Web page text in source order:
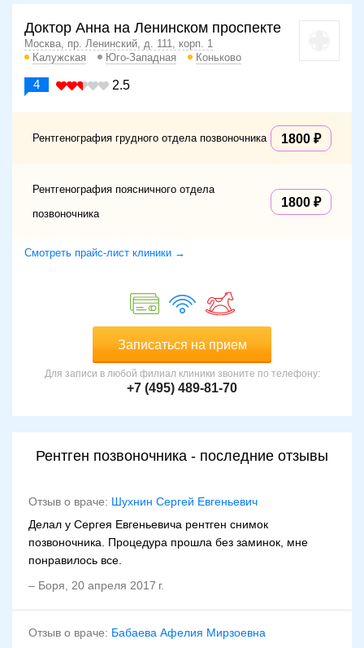
Доктор Анна на Ленинском проспекте
Москва, пр. Ленинский, д. 111, корп. 1
Калужская
Юго-Западная Коньково
4 2.5
Рентгенография грудного отдела позвоночника 1800
Рентгенография поясничного отдела
позвоночника
1800
Смотреть прайс-лист клиники →
Записаться на прием
Для записи в любой филиал клиники звоните по телефону:
+7 (495) 489-81-70
Рентген позвоночника - последние отзывы
Отзыв о враче: Шухнин Сергей Евгеньевич
Делал у Сергея Евгеньевича рентген снимок
позвоночника. Процедура прошла без заминок, мне
понравилось все.
– Боря 20 апреля 2017 г.
Отзыв о враче: Бабаева Афелия Мирзоевна